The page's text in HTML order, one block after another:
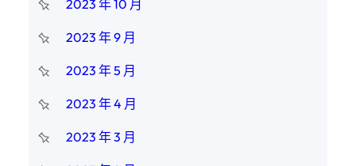
2023 年 10 月
2023 年 9 月
2023 年 5 月
2023 年 4 月
2023 年 3 月